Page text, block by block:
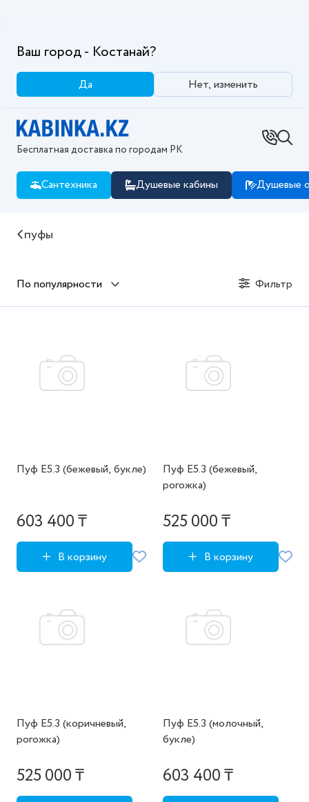
Ваш город - Костанай?
Да Нет, изменить
Бесплатная доставка по городам РК
Сантехника Душевые кабины Душевые
Купить пуфы в интернет магазине Kabinka.kz
пуфы
По популярности Фильтр
Пуф E5.3 (бежевый, букле)
603 400 ₸
В корзину
Пуф E5.3 (бежевый,
рогожка)
525 000 ₸
В корзину
Пуф E5.3 (коричневый,
рогожка)
525 000 ₸
Пуф E5.3 (молочный,
букле)
603 400 ₸